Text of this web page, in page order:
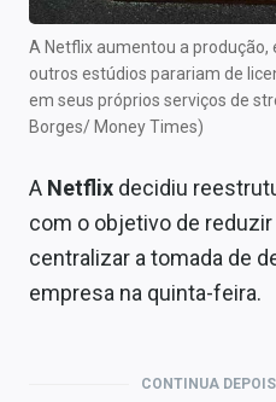
Central de Fundos Imobiliários
Central dos IPOs
Renda Fixa
Mercados
A Netflix aumentou a produção,
outros estúdios parariam de
em seus próprios serviços de
Borges/ Money Times)
A Netflix decidiu
com o objetivo de
centralizar a tomada de
empresa na quinta-feira.
CONTINUA